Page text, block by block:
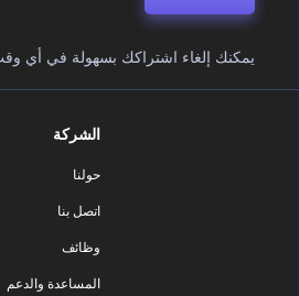
يمكنك إلغاء اشتراكك بسهولة في أي
الشركة
حولنا
اتصل بنا
وظائف
المساعدة والدعم